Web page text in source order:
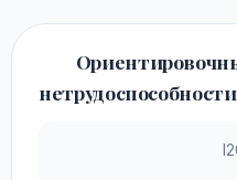
нетрудоспособности